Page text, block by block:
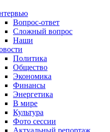
Вопрос-ответ
Сложный вопрос
Наши
Политика
Общество
Экономика
Финансы
Энергетика
В мире
Культура
Фото сессии
Актуальный репортаж